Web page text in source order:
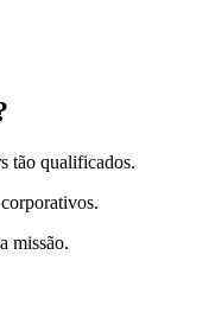
tão qualificados.
missão.